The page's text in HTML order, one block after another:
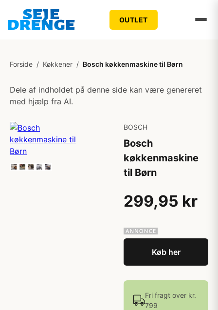
OUTLET
Forside / Køkkener / Bosch køkkenmaskine til Børn
Dele af indholdet på denne side kan være genereret
med hjælp fra AI.
BOSCH
Bosch
køkkenmaskine
til Børn
299,95 kr
Køb her
Fri fragt over kr.
799